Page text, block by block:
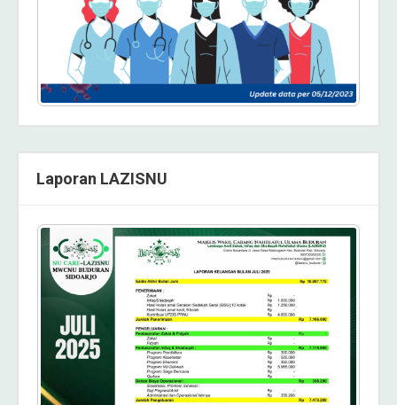
Laporan LAZISNU